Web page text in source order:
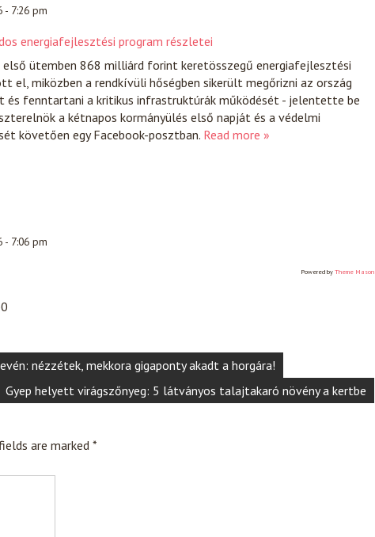
- 7:26 pm
energiafejlesztési program részletei
első ütemben 868 milliárd forint keretösszegű energiafejlesztési
el, miközben a rendkívüli hőségben sikerült megőrizni az ország
és fenntartani a kritikus infrastruktúrák működését - jelentette be
a kétnapos kormányülés első napját és a védelmi
követően egy Facebook-posztban. Read more »
- 7:06 pm
Powered by Theme Mason
nézzétek, mekkora gigaponty akadt a horgára!
Gyep helyett virágszőnyeg: 5 látványos talajtakaró növény a kertbe
are marked *